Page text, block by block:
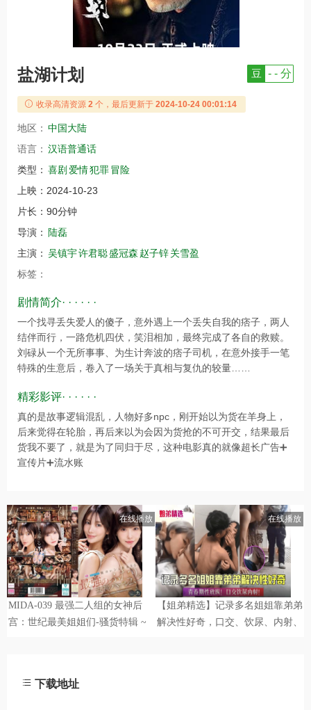
盐湖计划 豆 - - 分
收录高清资源 2 个，最后更新于 2024-10-24 00:01:14
地区： 中国大陆
语言： 汉语普通话
类型： 喜剧 爱情犯罪冒险
上映： 2024-10-23
片长： 90分钟
导演：
陆磊
主演： 吴镇宇许君聪盛冠森 赵子锌关雪盈
标签：
剧情简介· · · · · ·
一个找寻丢失爱人的傻子，意外遇上一个丢失自我的痞子，两人
结伴而行，一路危机四伏，笑泪相加，最终完成了各自的救赎。
刘碌从一个无所事事、为生计奔波的痞子司机，在意外接手一笔
特殊的生意后，卷入了一场关于真相与复仇的较量……
精彩影评· · · · · ·
真的是故事逻辑混乱，人物好多npc，刚开始以为货在羊身上，
后来觉得在轮胎，再后来以为会因为货抢的不可开交，结果最后
货我不要了，就是为了同归于尽，这种电影真的就像超长广告➕
宣传片➕流水账
下载地址